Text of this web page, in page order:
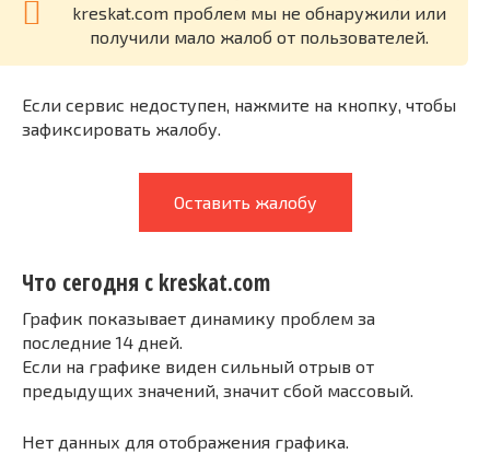
kreskat.com проблем мы не обнаружили или
получили мало жалоб от пользователей.
Если сервис недоступен, нажмите на кнопку, чтобы
зафиксировать жалобу.
Оставить жалобу
Что сегодня с kreskat.com
График показывает динамику проблем за
последние 14 дней.
Если на графике виден сильный отрыв от
предыдущих значений, значит сбой массовый.
Нет данных для отображения графика.